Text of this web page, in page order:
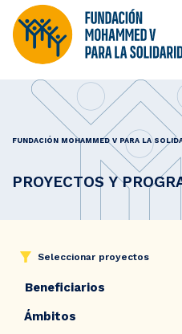
FUNDACIÓN MOHAMMED V PARA LA
PROYECTOS Y
Seleccionar proyectos
Beneficiarios
Ámbitos